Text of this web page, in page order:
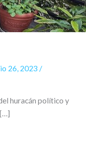
26, 2023 /
huracán político y